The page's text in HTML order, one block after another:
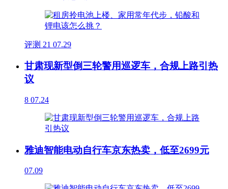
评测 21 07.29
甘肃现新型倒三轮警用巡逻车，合规上路引热
议
8 07.24
雅迪智能电动自行车京东热卖，低至2699元
07.09